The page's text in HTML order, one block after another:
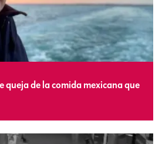
queja de la comida mexicana que